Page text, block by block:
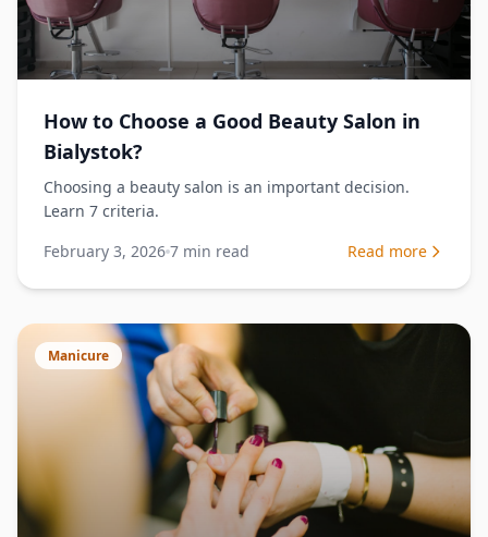
How to Choose a Good Beauty Salon in
Bialystok?
Choosing a beauty salon is an important decision.
Learn 7 criteria.
February 3, 2026 7 min read Read more
Manicure